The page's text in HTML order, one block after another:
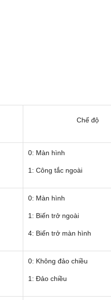
Chế độ
0: Màn hình
1: Công tắc ngoài
0: Màn hình
1: Biến trở ngoài
4: Biến trở màn hình
0: Không đảo chiều
1: Đảo chiều